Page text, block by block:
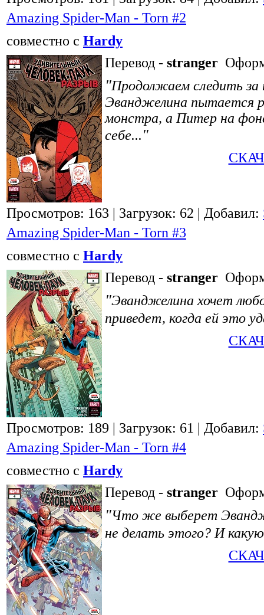
Amazing Spider-Man - Torn #2
совместно с Hardy
Перевод - stranger
"Продолжаем следить за
Эванджелина пытается
монстра, а Питер на
себе..."
Просмотров: 163 | Загрузок: 62 | Добавил:
Amazing Spider-Man - Torn #3
совместно с Hardy
Перевод - stranger
"Эванджелина хочет
приведет, когда ей это
Просмотров: 189 | Загрузок: 61 | Добавил:
Amazing Spider-Man - Torn #4
совместно с Hardy
Перевод - stranger
"Что же выберет
не делать этого? И